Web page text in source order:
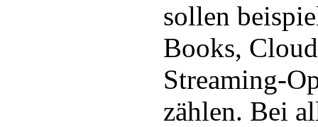
sollen
Books,
Streaming-
zählen. Bei